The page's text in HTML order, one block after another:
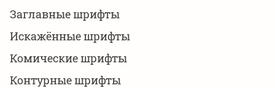
Заглавные шрифты
Искажённые шрифты
Комические шрифты
Контурные шрифты